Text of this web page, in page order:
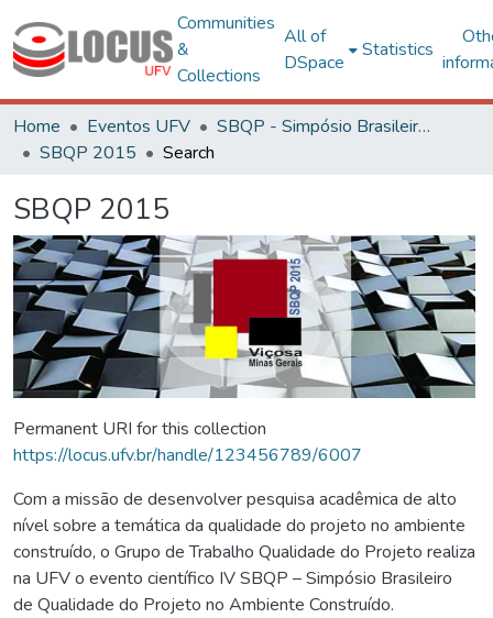
Communities
&
Collections
All of
DSpace
Statistics
Home Eventos UFV
SBQP - Simpósio Brasileiro de Qualidade do Projeto no Ambiente Construído
SBQP 2015
Search
SBQP 2015
Permanent URI for this collection
https://locus.ufv.br/handle/123456789/6007
Com a missão de desenvolver pesquisa acadêmica de alto
nível sobre a temática da qualidade do projeto no ambiente
construído, o Grupo de Trabalho Qualidade do Projeto realiza
na UFV o evento científico IV SBQP – Simpósio Brasileiro
de Qualidade do Projeto no Ambiente Construído.